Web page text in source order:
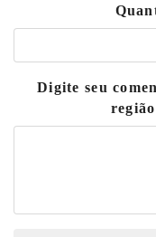
Digite seu